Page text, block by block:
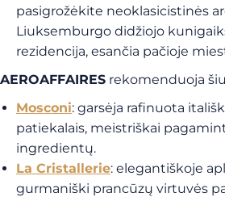
pasigrožėkite neoklasicistinės
Liuksemburgo didžiojo
rezidencija, esančia pačioje
AEROAFFAIRES rekomenduoja
Mosconi: garsėja rafinuota
patiekalais, meistriškai
ingredientų.
La Cristallerie: elegantiškoje
gurmaniški prancūzų virtuvės